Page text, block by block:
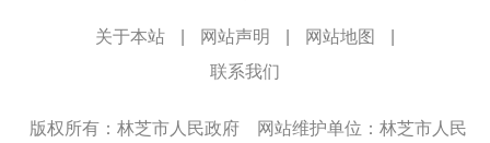
关于本站 网站声明 网站地图
联系我们
版权所有：林芝市人民政府 网站维护单位：林芝市人民